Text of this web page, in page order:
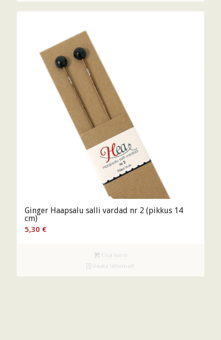
Ginger Haapsalu salli vardad nr 2 (pikkus 14
cm)
5,30 €
Lisa korvi
Vaata lähemalt